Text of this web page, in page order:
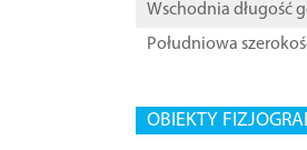
Wschodnia długość
Południowa
OBIEKTY